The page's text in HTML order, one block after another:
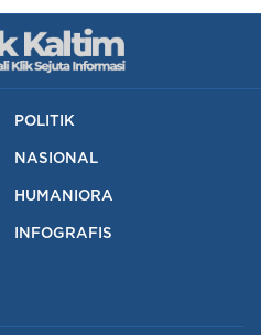
POLITIK
NASIONAL
HUMANIORA
INFOGRAFIS